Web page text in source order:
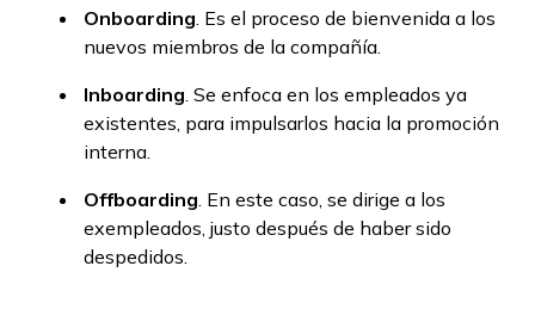
Onboarding. Es el proceso de bienvenida a los
nuevos miembros de la compañía.
Inboarding. Se enfoca en los empleados ya
existentes, para impulsarlos hacia la promoción
interna.
Offboarding. En este caso, se dirige a los
exempleados, justo después de haber sido
despedidos.